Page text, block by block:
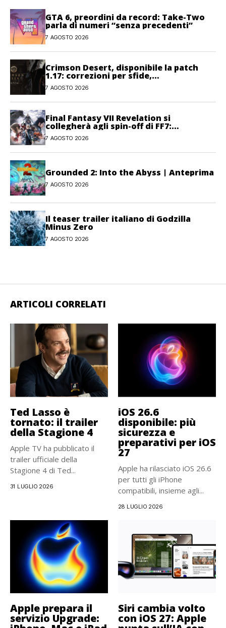
GTA 6, preordini da record: Take-Two
parla di numeri “senza precedenti”
7 AGOSTO 2026
Crimson Desert, disponibile la patch
1.17: correzioni per sfide,
combattimento e interfaccia
7 AGOSTO 2026
Final Fantasy VII Revelation si
collegherà agli spin-off di FF7:
Hamaguchi non si pone limiti
7 AGOSTO 2026
Grounded 2: Into the Abyss | Anteprima
7 AGOSTO 2026
Il teaser trailer italiano di Godzilla
Minus Zero
7 AGOSTO 2026
ARTICOLI CORRELATI
Ted Lasso è
tornato: il trailer
della Stagione 4
Apple TV ha pubblicato il
trailer ufficiale della
Stagione 4 di Ted...
31 LUGLIO 2026
iOS 26.6
disponibile: più
sicurezza e
preparativi per iOS
27
Apple ha rilasciato iOS 26.6
per tutti gli iPhone
compatibili, insieme agli...
28 LUGLIO 2026
Apple prepara il
servizio Upgrade:
Siri cambia volto
con iOS 27: Apple